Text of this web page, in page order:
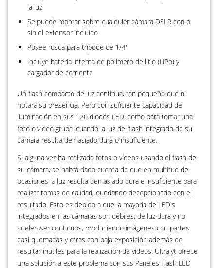
la luz
Se puede montar sobre cualquier cámara DSLR con o
sin el extensor incluido
Posee rosca para trípode de 1/4"
Incluye batería interna de polímero de litio (LiPo) y
cargador de corriente
Un flash compacto de luz contínua, tan pequeño que ni
notará su presencia. Pero con suficiente capacidad de
iluminación en sus 120 diodos LED, como para tomar una
foto o vídeo grupal cuando la luz del flash integrado de su
cámara resulta demasiado dura o insuficiente.
Si alguna vez ha realizado fotos o vídeos usando el flash de
su cámara, se habrá dado cuenta de que en multitud de
ocasiones la luz resulta demasiado dura e insuficiente para
realizar tomas de calidad, quedando decepcionado con el
resultado. Esto es debido a que la mayoría de LED's
integrados en las cámaras son débiles, de luz dura y no
suelen ser continuos, produciendo imágenes con partes
casi quemadas y otras con baja exposición además de
resultar inútiles para la realización de vídeos. Ultralyt ofrece
una solución a este problema con sus Paneles Flash LED